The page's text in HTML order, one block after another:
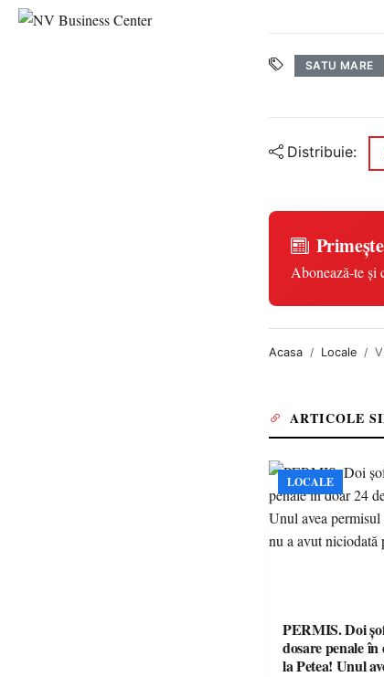
SATU MARE
Distribuie:
Abonează-te și
Acasa Locale
ARTICOLE
LOCALE
PERMIS. Doi
dosare penale
la Petea! Unul